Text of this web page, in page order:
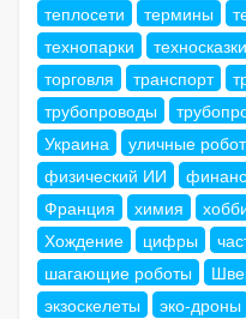
теплосети
термины
технопарки
техносказки
торговля
транспорт
трубопроводы
Украина
уличные
физический ИИ
Франция
химия
Хождение
цифры
шагающие роботы
экзоскелеты
эко-дроны